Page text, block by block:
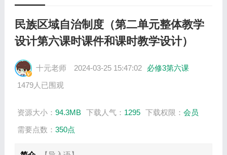
民族区域自治制度（第二单元整体教学
设计第六课时课件和课时教学设计）
十元老师 2024-03-25 15:47:02
必修3第六课
1479人已围观
资源大小： 94.3MB 下载人气： 1295 下载权限： 会员
需要点数： 350点